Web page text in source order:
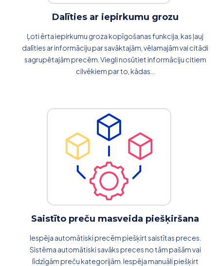
Dalīties ar iepirkumu grozu
Ļoti ērta iepirkumu groza kopīgošanas funkcija, kas ļauj
dalīties ar informāciju par savāktajām, vēlamajām vai citādi
sagrupētajām precēm. Viegli nosūtiet informāciju citiem
cilvēkiem par to, kādas...
Saistīto preču masveida piešķiršana
Iespēja automātiski precēm piešķirt saistītas preces.
Sistēma automātiski savāks preces no tām pašām vai
līdzīgām preču kategorijām. Iespēja manuāli piešķirt